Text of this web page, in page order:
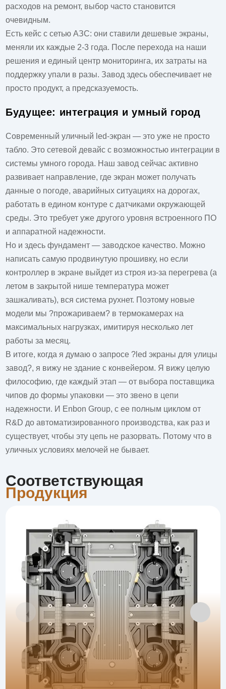
расходов на ремонт, выбор часто становится
очевидным.
Есть кейс с сетью АЗС: они ставили дешевые экраны,
меняли их каждые 2-3 года. После перехода на наши
решения и единый центр мониторинга, их затраты на
поддержку упали в разы. Завод здесь обеспечивает не
просто продукт, а предсказуемость.
Будущее: интеграция и умный город
Современный уличный led-экран — это уже не просто
табло. Это сетевой девайс с возможностью интеграции в
системы умного города. Наш завод сейчас активно
развивает направление, где экран может получать
данные о погоде, аварийных ситуациях на дорогах,
работать в едином контуре с датчиками окружающей
среды. Это требует уже другого уровня встроенного ПО
и аппаратной надежности.
Но и здесь фундамент — заводское качество. Можно
написать самую продвинутую прошивку, но если
контроллер в экране выйдет из строя из-за перегрева (а
летом в закрытой нише температура может
зашкаливать), вся система рухнет. Поэтому новые
модели мы ?прожариваем? в термокамерах на
максимальных нагрузках, имитируя несколько лет
работы за месяц.
В итоге, когда я думаю о запросе ? led экраны для улицы
завод?, я вижу не здание с конвейером. Я вижу целую
философию, где каждый этап — от выбора поставщика
чипов до формы упаковки — это звено в цепи
надежности. И Enbon Group, с ее полным циклом от
R&D до автоматизированного производства, как раз и
существует, чтобы эту цепь не разорвать. Потому что в
уличных условиях мелочей не бывает.
Соответствующая
Продукция